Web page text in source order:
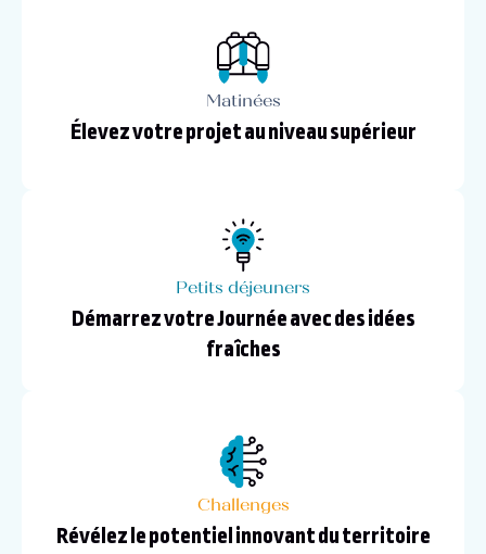
Matinées
Élevez votre projet au niveau supérieur
Petits déjeuners
Démarrez votre Journée avec des idées
fraîches
Challenges
Révélez le potentiel innovant du territoire